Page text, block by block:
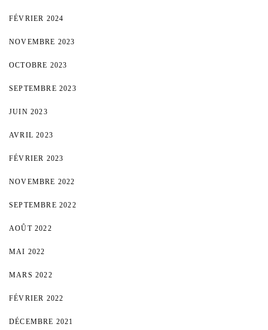
FÉVRIER 2024
NOVEMBRE 2023
OCTOBRE 2023
SEPTEMBRE 2023
JUIN 2023
AVRIL 2023
FÉVRIER 2023
NOVEMBRE 2022
SEPTEMBRE 2022
AOÛT 2022
MAI 2022
MARS 2022
FÉVRIER 2022
DÉCEMBRE 2021